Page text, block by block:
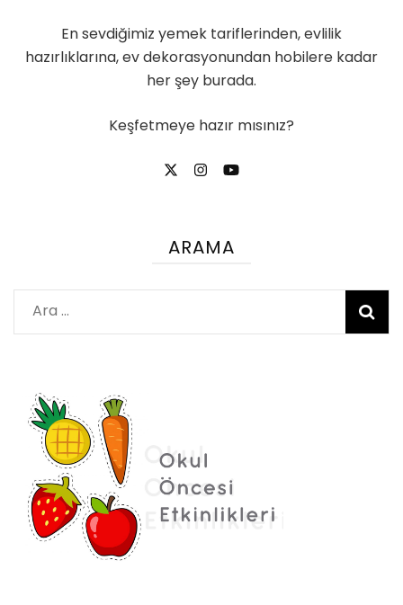
En sevdiğimiz yemek tariflerinden, evlilik
hazırlıklarına, ev dekorasyonundan hobilere kadar
her şey burada.
Keşfetmeye hazır mısınız?
ARAMA
Arama: